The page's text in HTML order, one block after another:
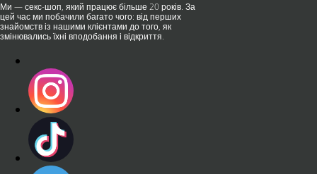
Ми — секс-шоп, який працює більше 20 років. За
цей час ми побачили багато чого: від перших
знайомств із нашими клієнтами до того, як
змінювались їхні вподобання і відкриття.